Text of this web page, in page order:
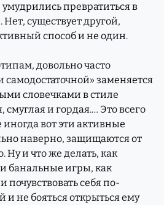
превратиться в
существует другой,
способ и не один.
довольно часто
заменяется
словечками в стиле
и гордая.… Это всего
вот эти активные
наверно, защищаются от
и что же делать, как
банальные игры, как
почувствовать себя по-
не бояться открыться ему